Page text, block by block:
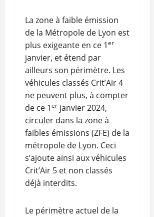
La zone à faible émission
de la Métropole de Lyon est
plus exigeante en ce 1er
janvier, et étend par
ailleurs son périmètre. Les
véhicules classés Crit’Air 4
ne peuvent plus, à compter
de ce 1er janvier 2024,
circuler dans la zone à
faibles émissions (ZFE) de la
métropole de Lyon. Ceci
s’ajoute ainsi aux véhicules
Crit’Air 5 et non classés
déjà interdits.
Le périmètre actuel de la